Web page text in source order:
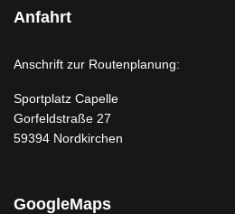
Anfahrt
Anschrift zur Routenplanung:
Sportplatz Capelle
Gorfeldstraße 27
59394 Nordkirchen
GoogleMaps